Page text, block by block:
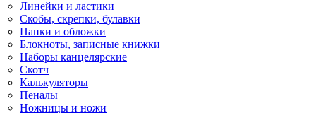
Линейки и ластики
Скобы, скрепки, булавки
Папки и обложки
Блокноты, записные книжки
Наборы канцелярские
Скотч
Калькуляторы
Пеналы
Ножницы и ножи